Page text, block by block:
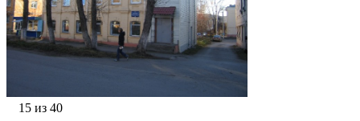
15 из 40